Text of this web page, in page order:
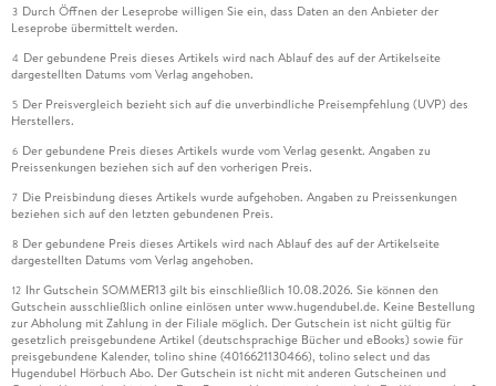
3 Durch Öffnen der Leseprobe willigen Sie ein, dass Daten an den Anbieter der
Leseprobe übermittelt werden.
4 Der gebundene Preis dieses Artikels wird nach Ablauf des auf der Artikelseite
dargestellten Datums vom Verlag angehoben.
5 Der Preisvergleich bezieht sich auf die unverbindliche Preisempfehlung (UVP) des
Herstellers.
6 Der gebundene Preis dieses Artikels wurde vom Verlag gesenkt. Angaben zu
Preissenkungen beziehen sich auf den vorherigen Preis.
7 Die Preisbindung dieses Artikels wurde aufgehoben. Angaben zu Preissenkungen
beziehen sich auf den letzten gebundenen Preis.
8 Der gebundene Preis dieses Artikels wird nach Ablauf des auf der Artikelseite
dargestellten Datums vom Verlag angehoben.
12 Ihr Gutschein SOMMER13 gilt bis einschließlich 10.08.2026. Sie können den
Gutschein ausschließlich online einlösen unter www.hugendubel.de. Keine Bestellung
zur Abholung mit Zahlung in der Filiale möglich. Der Gutschein ist nicht gültig für
gesetzlich preisgebundene Artikel (deutschsprachige Bücher und eBooks) sowie für
preisgebundene Kalender, tolino shine (4016621130466), tolino select und das
Hugendubel Hörbuch Abo. Der Gutschein ist nicht mit anderen Gutscheinen und